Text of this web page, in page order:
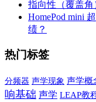
指向性（覆盖角
HomePod mini
绩？
热门标签
分频器 声学现象 声学概
响基础 声学 LEAP教